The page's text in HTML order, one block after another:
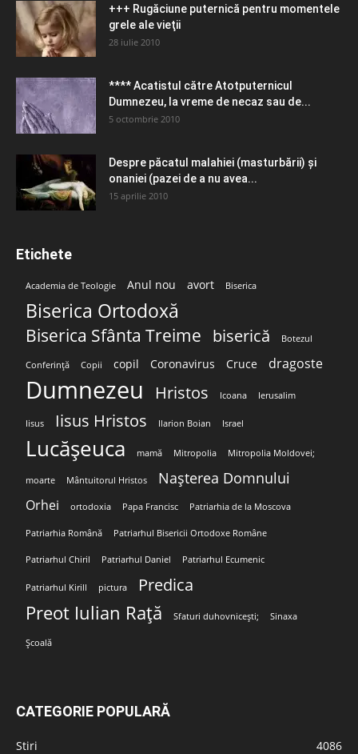
+++ Rugăciune puternică pentru momentele
grele ale vieţii
28 iulie 2010
**** Acatistul către Atotputernicul
Dumnezeu, la vreme de necaz sau de...
5 octombrie 2010
Despre păcatul malahiei (masturbării) şi
onaniei (pazei de a nu avea...
15 aprilie 2010
Etichete
Academia de Teologie Anul nou avort Biserica
Biserica Ortodoxă
Biserica Sfânta Treime biserică Botezul
Conferință Copii copil Coronavirus Cruce dragoste
Dumnezeu Hristos Icoana Ierusalim
Iisus Iisus Hristos Ilarion Boian Israel
Lucășeuca mamă Mitropolia Mitropolia Moldovei;
moarte Mântuitorul Hristos Nașterea Domnului
Orhei ortodoxia Papa Francisc Patriarhia de la Moscova
Patriarhia Română Patriarhul Bisericii Ortodoxe Române
Patriarhul Chiril Patriarhul Daniel Patriarhul Ecumenic
Patriarhul Kirill pictura Predica
Preot Iulian Rață Sfaturi duhovnicești; Sinaxa
Școală
CATEGORIE POPULARĂ
Stiri
4086